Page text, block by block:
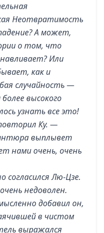
Неотвратимость
А может,
о том, что
Или
как и
случайность —
высокого
узнать все это!
Ку. —
выплывет
нами очень, очень
согласился Лю-Цзе.
недоволен.
добавил он,
в чистом
выражался